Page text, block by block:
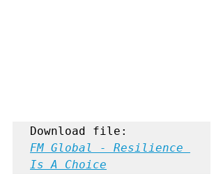
FM Global - Resilience
Is A Choice